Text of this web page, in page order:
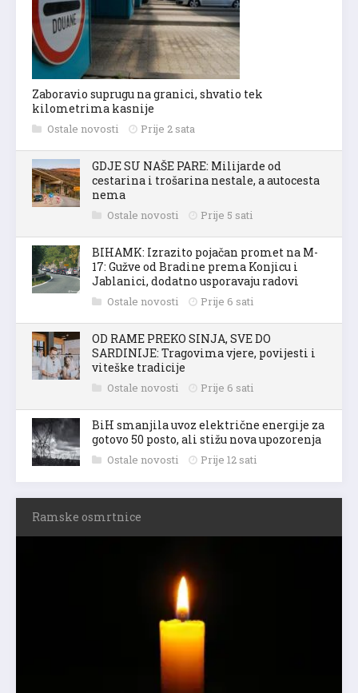
Zaboravio suprugu na granici, shvatio tek
kilometrima kasnije
Ostale novosti Prije 2 sata
GDJE SU NAŠE PARE: Milijarde od
cestarina i trošarina nestale, a autocesta
nema
Ostale novosti Prije 5 sati
BIHAMK: Izrazito pojačan promet na M-
17: Gužve od Bradine prema Konjicu i
Jablanici, dodatno usporavaju radovi
Ostale novosti Prije 6 sati
OD RAME PREKO SINJA, SVE DO
SARDINIJE: Tragovima vjere, povijesti i
viteške tradicije
Ostale novosti Prije 6 sati
BiH smanjila uvoz električne energije za
gotovo 50 posto, ali stižu nova upozorenja
Ostale novosti Prije 12 sati
Ramske osmrtnice